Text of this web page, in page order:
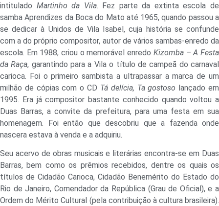
intitulado Martinho da Vila. Fez parte da extinta escola de
samba Aprendizes da Boca do Mato até 1965, quando passou a
se dedicar à Unidos de Vila Isabel, cuja história se confunde
com a do próprio compositor, autor de vários sambas-enredo da
escola. Em 1988, criou o memorável enredo Kizomba – A Festa
da Raça, garantindo para a Vila o título de campeã do carnaval
carioca. Foi o primeiro sambista a ultrapassar a marca de um
milhão de cópias com o CD Tá delícia, Ta gostoso lançado em
1995. Era já compositor bastante conhecido quando voltou a
Duas Barras, a convite da prefeitura, para uma festa em sua
homenagem. Foi então que descobriu que a fazenda onde
nascera estava à venda e a adquiriu.
Seu acervo de obras musicais e literárias encontra-se em Duas
Barras, bem como os prêmios recebidos, dentre os quais os
títulos de Cidadão Carioca, Cidadão Benemérito do Estado do
Rio de Janeiro, Comendador da República (Grau de Oficial), e a
Ordem do Mérito Cultural (pela contribuição à cultura brasileira).